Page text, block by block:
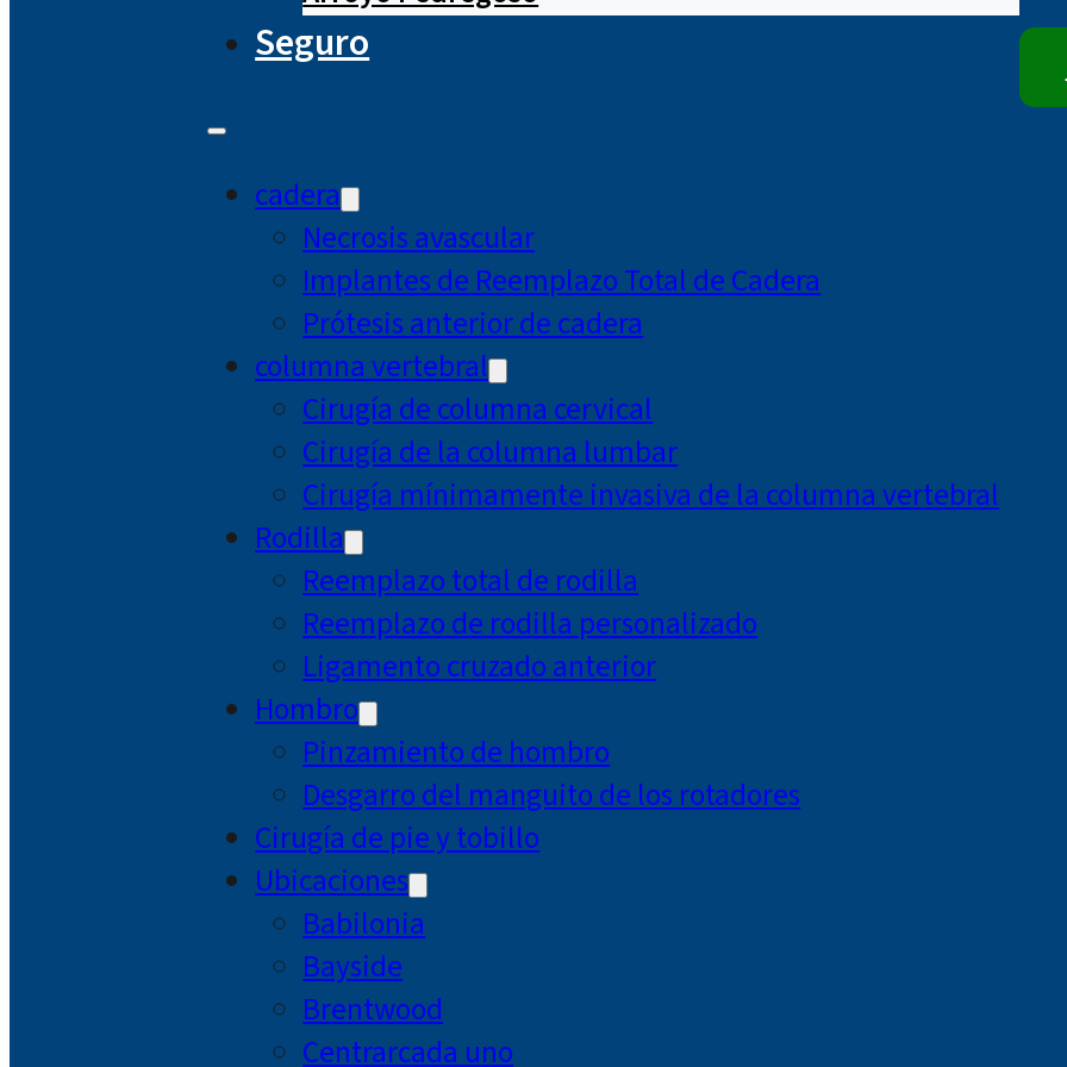
Seguro
cadera
Necrosis avascular
Implantes de Reemplazo Total de Cadera
Prótesis anterior de cadera
columna vertebral
Cirugía de columna cervical
Cirugía de la columna lumbar
Cirugía mínimamente invasiva de la columna vertebral
Rodilla
Reemplazo total de rodilla
Reemplazo de rodilla personalizado
Ligamento cruzado anterior
Hombro
Pinzamiento de hombro
Desgarro del manguito de los rotadores
Cirugía de pie y tobillo
Ubicaciones
Babilonia
Bayside
Brentwood
Centrarcada uno